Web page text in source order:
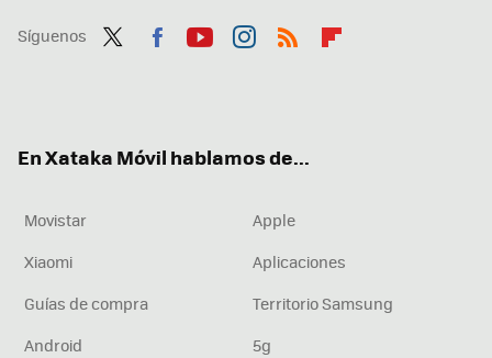
Síguenos
En Xataka Móvil hablamos de...
Movistar
Apple
Xiaomi
Aplicaciones
Guías de compra
Territorio Samsung
Android
5g